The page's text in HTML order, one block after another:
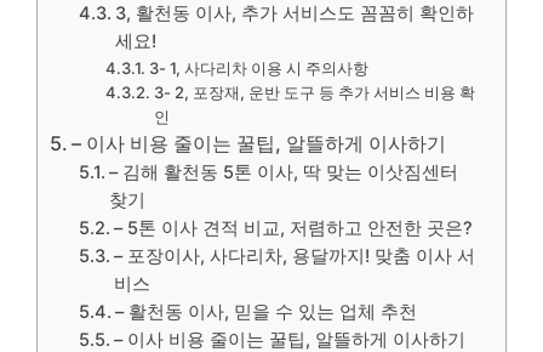
3, 활천동 이사, 추가 서비스도 꼼꼼히 확인하
세요!
3- 1, 사다리차 이용 시 주의사항
3- 2, 포장재, 운반 도구 등 추가 서비스 비용 확
인
– 이사 비용 줄이는 꿀팁, 알뜰하게 이사하기
– 김해 활천동 5톤 이사, 딱 맞는 이삿짐센터
찾기
– 5톤 이사 견적 비교, 저렴하고 안전한 곳은?
– 포장이사, 사다리차, 용달까지! 맞춤 이사 서
비스
– 활천동 이사, 믿을 수 있는 업체 추천
– 이사 비용 줄이는 꿀팁, 알뜰하게 이사하기